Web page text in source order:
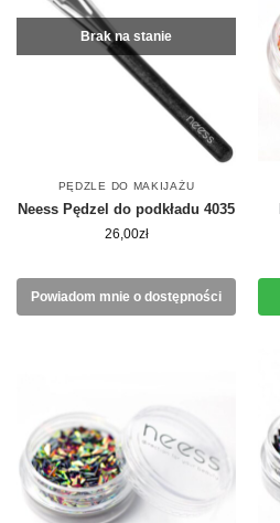
Brak na stanie
PĘDZLE DO MAKIJAŻU
Neess Pędzel do podkładu 4035
26,00zł
Powiadom mnie o dostępności